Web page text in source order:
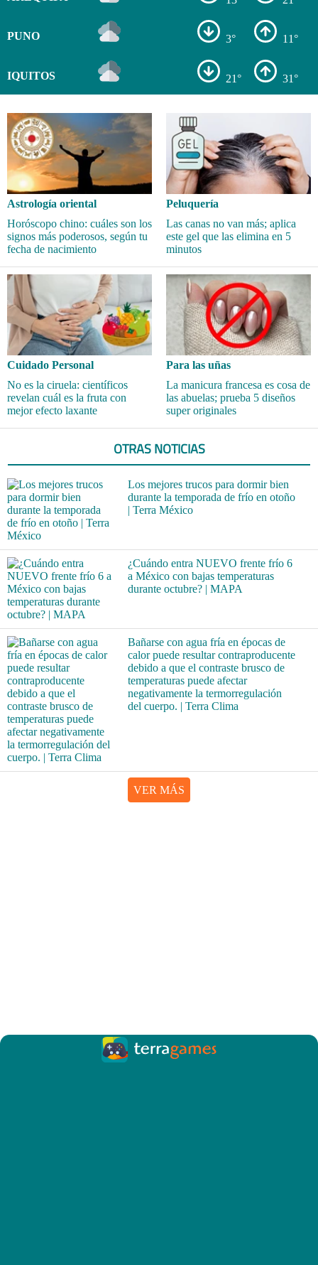
PUNO 3° 11°
IQUITOS 21° 31°
Astrología oriental
Horóscopo chino: cuáles son los
signos más poderosos, según tu
fecha de nacimiento
Peluquería
Las canas no van más; aplica
este gel que las elimina en 5
minutos
Cuidado Personal
No es la ciruela: científicos
revelan cuál es la fruta con
mejor efecto laxante
Para las uñas
La manicura francesa es cosa de
las abuelas; prueba 5 diseños
super originales
OTRAS NOTICIAS
Los mejores trucos para dormir bien
durante la temporada de frío en otoño
| Terra México
¿Cuándo entra NUEVO frente frío 6
a México con bajas temperaturas
durante octubre? | MAPA
Bañarse con agua fría en épocas de
calor puede resultar contraproducente
debido a que el contraste brusco de
temperaturas puede afectar
negativamente la termorregulación
del cuerpo. | Terra Clima
VER MÁS